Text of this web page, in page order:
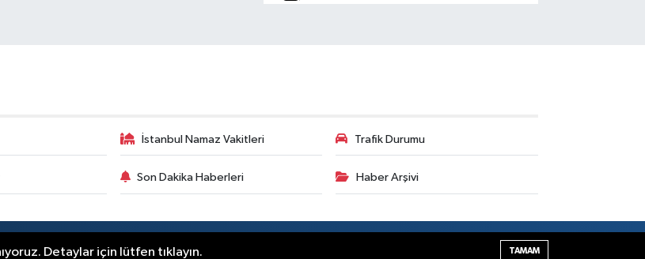
İstanbul Namaz Vakitleri Trafik Durumu
Son Dakika Haberleri Haber Arşivi
TE Bilişim
Detaylar için lütfen tıklayın. TAMAM